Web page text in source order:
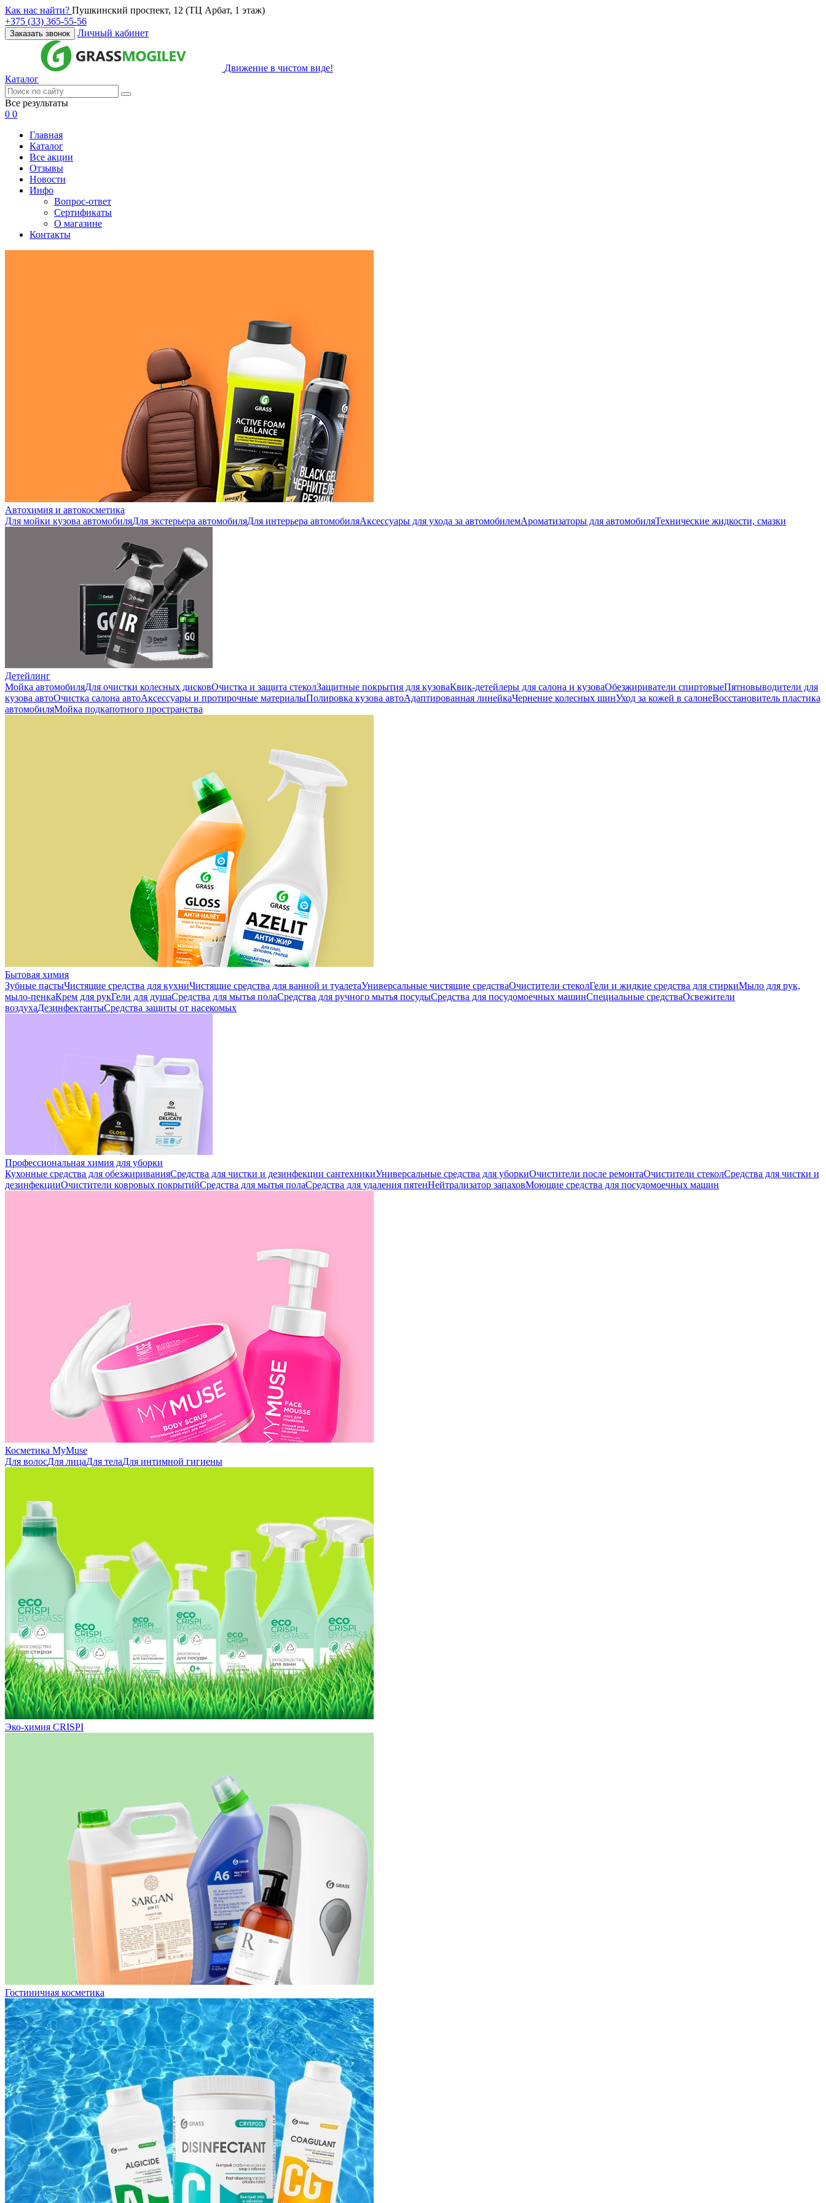
Как нас найти? Пушкинский проспект, 12 (ТЦ Арбат, 1 этаж)
+375 (33) 365-55-56
Заказать звонок Личный кабинет
Движение в чистом виде!
Каталог
Все результаты
0 0
Главная
Каталог
Все акции
Отзывы
Новости
Инфо
Вопрос-ответ
Сертификаты
О магазине
Контакты
Автохимия и автокосметика
Для мойки кузова автомобиляДля экстерьера автомобиляДля интерьера автомобиляАксессуары для ухода за автомобилемАроматизаторы для автомобиляТехнические жидкости, смазки
Детейлинг
Мойка автомобиляДля очистки колесных дисковОчистка и защита стеколЗащитные покрытия для кузоваКвик-детейлеры для салона и кузоваОбезжириватели спиртовыеПятновыводители для
кузова автоОчистка салона автоАксессуары и протирочные материалыПолировка кузова автоАдаптированная линейкаЧернение колесных шинУход за кожей в салонеВосстановитель пластика
автомобиляМойка подкапотного пространства
Бытовая химия
Зубные пастыЧистящие средства для кухниЧистящие средства для ванной и туалетаУниверсальные чистящие средстваОчистители стеколГели и жидкие средства для стиркиМыло для рук,
мыло-пенкаКрем для рукГели для душаСредства для мытья полаСредства для ручного мытья посудыСредства для посудомоечных машинСпециальные средстваОсвежители
воздухаДезинфектантыСредства защиты от насекомых
Профессиональная химия для уборки
Кухонные средства для обезжириванияСредства для чистки и дезинфекции сантехникиУниверсальные средства для уборкиОчистители после ремонтаОчистители стеколСредства для чистки и
дезинфекцииОчистители ковровых покрытийСредства для мытья полаСредства для удаления пятенНейтрализатор запаховМоющие средства для посудомоечных машин
Косметика MyMuse
Для волосДля лицаДля телаДля интимной гигиены
Эко-химия CRISPI
Гостиничная косметика